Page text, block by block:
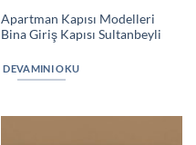
Apartman Kapısı Modelleri
Bina Giriş Kapısı Sultanbeyli
DEVAMINI OKU